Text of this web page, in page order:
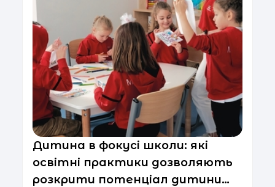
Дитина в фокусі школи: які
освітні практики дозволяють
розкрити потенціал дитини